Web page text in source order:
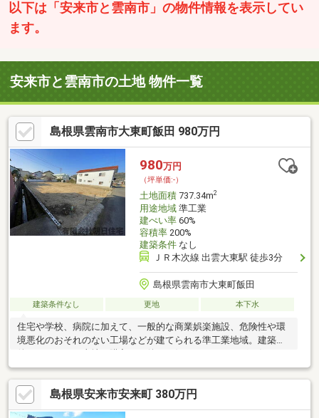
以下は「安来市と雲南市」の物件情報を表示してい
ます。
安来市と雲南市の土地 物件一覧
島根県雲南市大東町飯田 980万円
980万円
（坪単価:-）
土地面積737.34m2
用途地域準工業
建ぺい率60%
容積率200%
建築条件なし
ＪＲ木次線 出雲大東駅 徒歩3分
島根県雲南市大東町飯田
建築条件なし 更地 本下水
住宅や学校、病院に加えて、一般的な商業娯楽施設、危険性や環
境悪化のおそれのない工場などが建てられる準工業地域。建築条
件なしなので、土地を購入した後はお好みのタイミングで住まい
が建てられます。土地購入をお考えの方におすすめなのがこちら
の売地。土地のご購入をお考えなら、ぜひこちらの1100万円の土
地を。土地面積は737.34㎡(公簿)でございます。駅まで徒歩3分の
好立地です。
島根県安来市安来町 380万円